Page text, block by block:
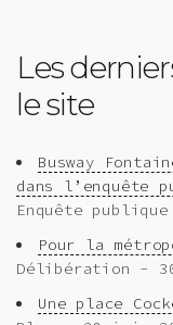
Les
le site
Busway
dans l’enquête
Enquête
Pour la
Délibération -
Une place